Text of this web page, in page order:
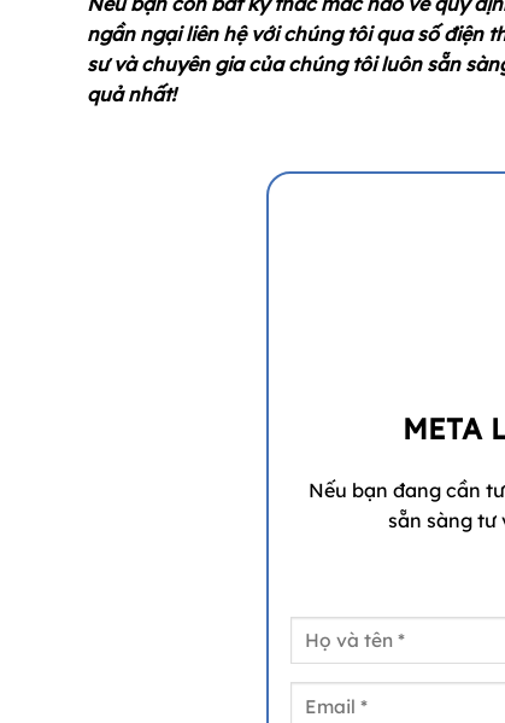
ngần ngại liên hệ với chúng tôi qua số điện
sư và chuyên gia của chúng tôi luôn sẵn
quả nhất!
META
Nếu bạn đang cần
sẵn sàng tư